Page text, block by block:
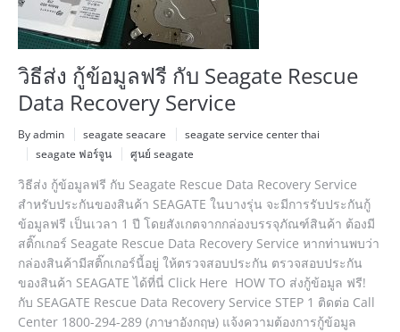
วิธีส่ง กู้ข้อมูลฟรี กับ Seagate Rescue
Data Recovery Service
By admin seagate seacare
seagate service center thai
seagate ฟอร์จูน
ศูนย์ seagate
วิธีส่ง กู้ข้อมูลฟรี กับ Seagate Rescue Data Recovery Service
สำหรับประกันของสินค้า SEAGATE ในบางรุ่น จะมีการรับประกันกู้
ข้อมูลฟรี เป็นเวลา 1 ปี โดยสังเกตจากกล่องบรรจุภัณฑ์สินค้า ต้องมี
สติ๊กเกอร์ Seagate Rescue Data Recovery Service หากท่านพบว่า
กล่องสินค้ามีสติ๊กเกอร์นี้อยู่ ให้ตรวจสอบประกัน ตรวจสอบประกัน
ของสินค้า SEAGATE ได้ที่นี่ Click Here HOW TO ส่งกู้ข้อมูล ฟรี!
กับ SEAGATE Rescue Data Recovery Service STEP 1 ติดต่อ Call
Center 1800-294-289 (ภาษาอังกฤษ) แจ้งความต้องการกู้ข้อมูล